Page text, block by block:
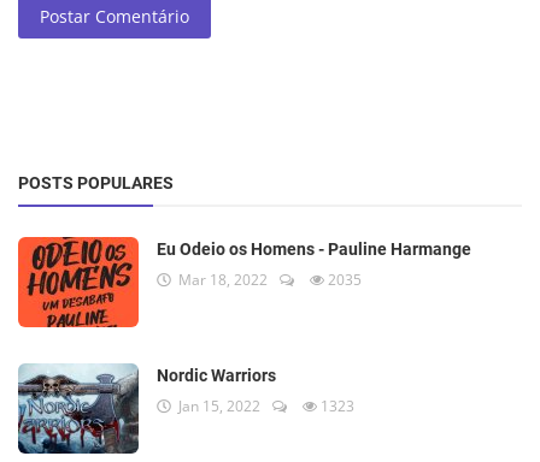
Postar Comentário
POSTS POPULARES
Eu Odeio os Homens - Pauline Harmange
Mar 18, 2022 2035
Nordic Warriors
Jan 15, 2022 1323